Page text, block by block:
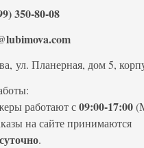
350-80-08
, ул. Планерная, дом 5,
работают с09:00-17:00
на сайте принимаются
.